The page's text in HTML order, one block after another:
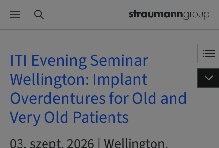
ITI Evening Seminar
Wellington: Implant
Overdentures for Old and
Very Old Patients
03. szept. 2026 | Wellington,